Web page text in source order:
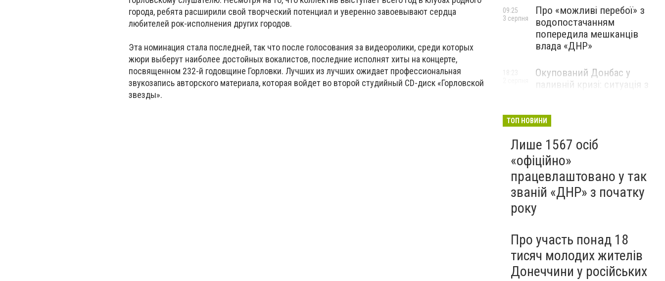
города, ребята расширили свой творческий потенциал и уверенно завоевывают сердца
любителей рок-исполнения других городов.
Эта номинация стала последней, так что после голосования за видеоролики, среди которых
жюри выберут наиболее достойных вокалистов, последние исполнят хиты на концерте,
посвященном 232-й годовщине Горловки. Лучших из лучших ожидает профессиональная
звукозапись авторского материала, которая войдет во второй студийный CD-диск «Горловской
звезды».
Про «можливі перебої» з
водопостачанням
попередила мешканців
влада «ДНР»
09:25
3 серпня
Окупований Донбас у
паливній кризі: ситуація з
ТОП НОВИНИ
Лише 1567 осіб
«офіційно»
працевлаштовано у так
званій «ДНР» з початку
року
Про участь понад 18
тисяч молодих жителів
Донеччини у російських